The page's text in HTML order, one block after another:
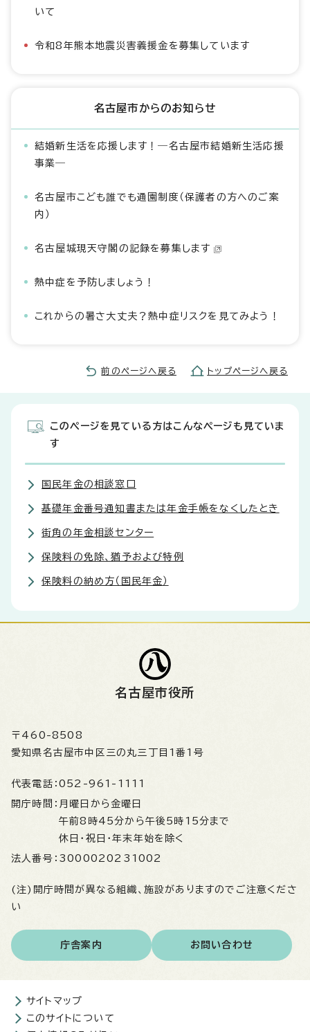
いて
令和8年熊本地震災害義援金を募集しています
名古屋市からのお知らせ
結婚新生活を応援します！―名古屋市結婚新生活応援
事業―
名古屋市こども誰でも通園制度（保護者の方へのご案
内）
名古屋城現天守閣の記録を募集します
熱中症を予防しましょう！
これからの暑さ大丈夫？熱中症リスクを見てみよう！
前のページへ戻る トップページへ戻る
このページを見ている方はこんなページも見ていま
す
国民年金の相談窓口
基礎年金番号通知書または年金手帳をなくしたとき
街角の年金相談センター
保険料の免除、猶予および特例
保険料の納め方（国民年金）
名古屋市役所
〒460-8508
愛知県名古屋市中区三の丸三丁目1番1号
代表電話： 052-961-1111
開庁時間： 月曜日から金曜日
午前8時45分から午後5時15分まで
休日・祝日・年末年始を除く
法人番号： 3000020231002
(注)開庁時間が異なる組織、施設がありますのでご注意くださ
い
庁舎案内 お問い合わせ
サイトマップ
このサイトについて